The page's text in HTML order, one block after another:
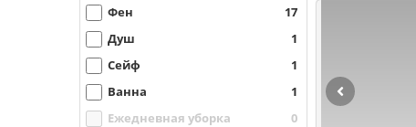
Фен
17
Душ
1
Сейф
1
Ванна
1
Ежедневная уборка
0